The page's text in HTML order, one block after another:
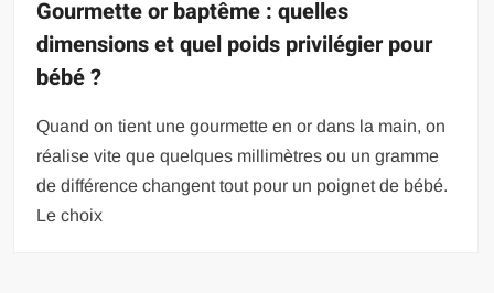
Gourmette or baptême : quelles
dimensions et quel poids privilégier pour
bébé ?
Quand on tient une gourmette en or dans la main, on
réalise vite que quelques millimètres ou un gramme
de différence changent tout pour un poignet de bébé.
Le choix